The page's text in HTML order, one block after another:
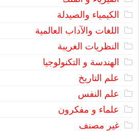
الكيمياء والصيدلة
اللغات والآداب العالمية
النظريات الغريبة
الهندسة و التكنولوجيا
علم التاريخ
علم النفس
علماء و مفكرون
غير مصنف